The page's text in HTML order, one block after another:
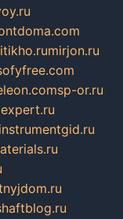
mirjon.ru
sp-or.ru
instrumentgid.ru